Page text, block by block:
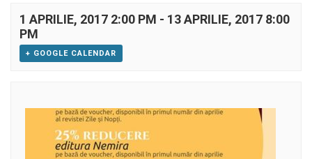
1 APRILIE, 2017 2:00 PM - 13 APRILIE, 2017 8:00
PM
+ GOOGLE CALENDAR